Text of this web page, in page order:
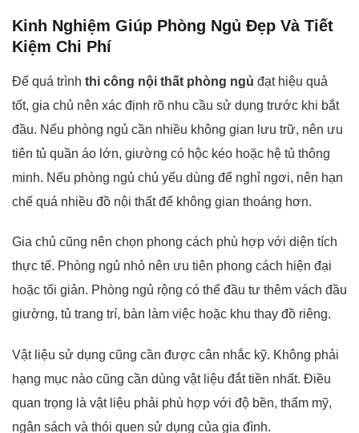
Kinh Nghiệm Giúp Phòng Ngủ Đẹp Và Tiết
Kiệm Chi Phí
Để quá trình thi công nội thất phòng ngủ đạt hiệu quả
tốt, gia chủ nên xác định rõ nhu cầu sử dụng trước khi bắt
đầu. Nếu phòng ngủ cần nhiều không gian lưu trữ, nên ưu
tiên tủ quần áo lớn, giường có hộc kéo hoặc hệ tủ thông
minh. Nếu phòng ngủ chủ yếu dùng để nghỉ ngơi, nên hạn
chế quá nhiều đồ nội thất để không gian thoáng hơn.
Gia chủ cũng nên chọn phong cách phù hợp với diện tích
thực tế. Phòng ngủ nhỏ nên ưu tiên phong cách hiện đại
hoặc tối giản. Phòng ngủ rộng có thể đầu tư thêm vách đầu
giường, tủ trang trí, bàn làm việc hoặc khu thay đồ riêng.
Vật liệu sử dụng cũng cần được cân nhắc kỹ. Không phải
hạng mục nào cũng cần dùng vật liệu đắt tiền nhất. Điều
quan trọng là vật liệu phải phù hợp với độ bền, thẩm mỹ,
ngân sách và thói quen sử dụng của gia đình.